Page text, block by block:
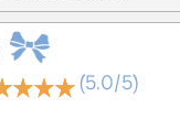
(5.0/5)